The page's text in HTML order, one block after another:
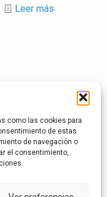
como las cookies para
de estas
de navegación o
el consentimiento,
Leer más
60